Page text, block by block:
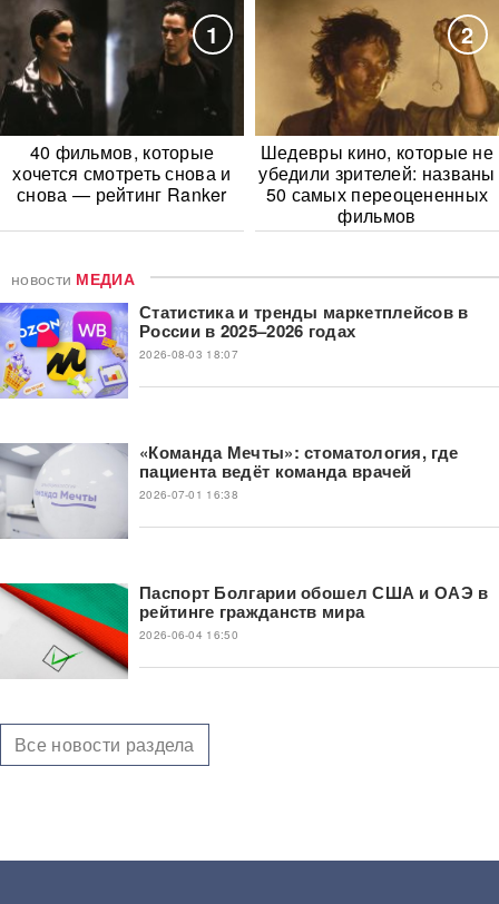
1
40 фильмов, которые
хочется смотреть снова и
снова — рейтинг Ranker
2
Шедевры кино, которые не
убедили зрителей: названы
50 самых переоцененных
фильмов
новости МЕДИА
Статистика и тренды маркетплейсов в
России в 2025–2026 годах
2026-08-03 18:07
«Команда Мечты»: стоматология, где
пациента ведёт команда врачей
2026-07-01 16:38
Паспорт Болгарии обошел США и ОАЭ в
рейтинге гражданств мира
2026-06-04 16:50
Все новости раздела